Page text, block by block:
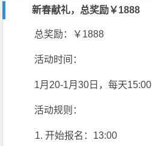
新春献礼，总奖励￥1888
总奖励：￥1888
活动时间：
1月20-1月30日，每天15:00
活动规则：
开始报名：13:00